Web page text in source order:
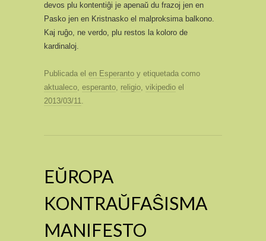
devos plu kontentiĝi je apenaŭ du frazoj jen en
Pasko jen en Kristnasko el malproksima balkono.
Kaj ruĝo, ne verdo, plu restos la koloro de
kardinaloj.
Publicada el en Esperanto y etiquetada como
aktualeco, esperanto, religio, vikipedio el
2013/03/11.
EŬROPA
KONTRAŬFAŜISMA
MANIFESTO